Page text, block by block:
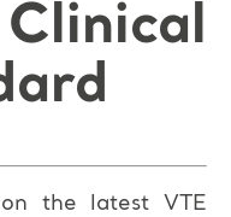
the latest VTE